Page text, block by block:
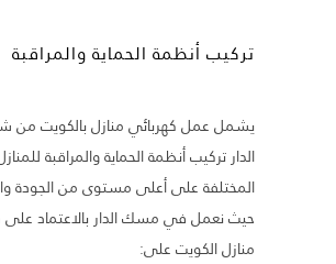
تركيب أنظمة الحماية والمراقبة
يشمل عمل كهربائي منازل بالكويت
الدار تركيب أنظمة الحماية والمراقبة
المختلفة على أعلى مستوى من الجودة
حيث نعمل في مسك الدار بالاعتماد على
منازل الكويت على: